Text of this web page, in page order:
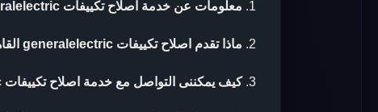
معلومات عن خدمة اصلاح تكييفات generalelectric القاهرة
ماذا تقدم اصلاح تكييفات generalelectric القاهرة ؟
كيف يمكننى التواصل مع خدمة اصلاح تكييفات generalelectric القاهرة ؟